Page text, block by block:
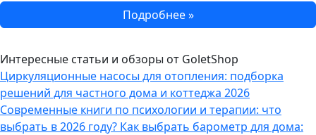
Подробнее »
Интересные статьи и обзоры от GoletShop
Циркуляционные насосы для отопления: подборка
решений для частного дома и коттеджа 2026
Современные книги по психологии и терапии: что
выбрать в 2026 году? Как выбрать барометр для дома: